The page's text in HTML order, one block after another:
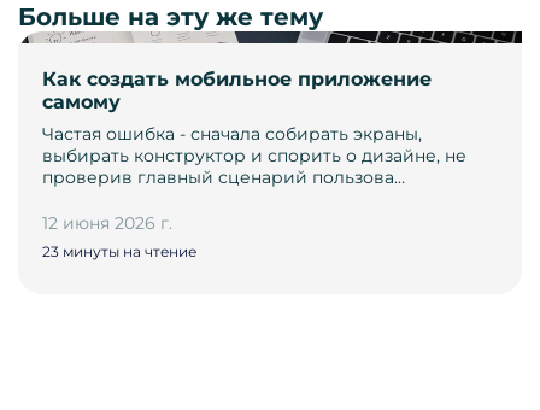
Как создать мобильное приложение
самому
Частая ошибка - сначала собирать экраны,
выбирать конструктор и спорить о дизайне, не
проверив главный сценарий пользова…
12 июня 2026 г.
23 минуты на чтение
Больше на эту же тему